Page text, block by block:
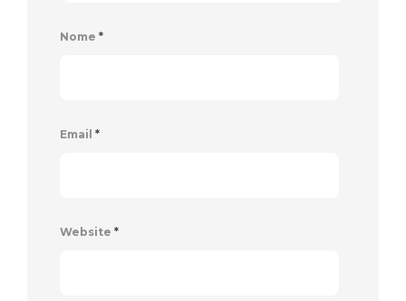
Nome *
Email *
Website *